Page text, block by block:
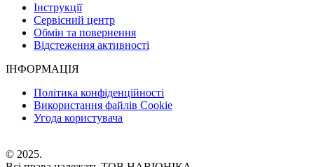
Інструкції
Сервісний центр
Обмін та повернення
Відстеження активності
ІНФОРМАЦІЯ
Політика конфіденційності
Використання файлів Cookie
Угода користувача
© 2025.